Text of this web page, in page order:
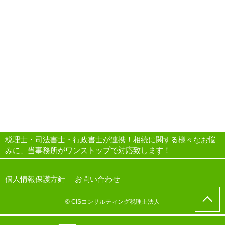
税理士・司法書士・行政書士が連携！相続に関する様々なお悩
みに、当事務所がワンストップで対応致します！
個人情報保護方針 お問い合わせ
© CISコンサルティング税理士法人